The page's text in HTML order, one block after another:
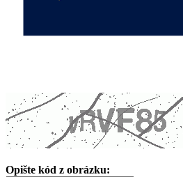
Opište kód z obrázku: